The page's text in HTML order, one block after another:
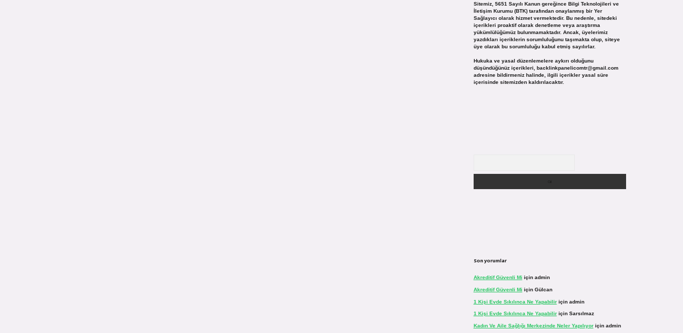
Sitemiz, 5651 Sayılı Kanun gereğince Bilgi Teknolojileri ve
İletişim Kurumu (BTK) tarafından onaylanmış bir Yer
Sağlayıcı olarak hizmet vermektedir. Bu nedenle, sitedeki
içerikleri proaktif olarak denetleme veya araştırma
yükümlülüğümüz bulunmamaktadır. Ancak, üyelerimiz
yazdıkları içeriklerin sorumluluğunu taşımakta olup, siteye
üye olarak bu sorumluluğu kabul etmiş sayılırlar.
Hukuka ve yasal düzenlemelere aykırı olduğunu
düşündüğünüz içerikleri, backlinkpanelicomtr@gmail.com
adresine bildirmeniz halinde, ilgili içerikler yasal süre
içerisinde sitemizden kaldırılacaktır.
Son yorumlar
Akreditif Güvenli Mi için admin
Akreditif Güvenli Mi için Gülcan
1 Kişi Evde Sıkılınca Ne Yapabiliriçin admin
1 Kişi Evde Sıkılınca Ne Yapabiliriçin Sarsılmaz
Kadın Ve Aile Sağlığı Merkezinde Neler Yapılıyoriçin admin